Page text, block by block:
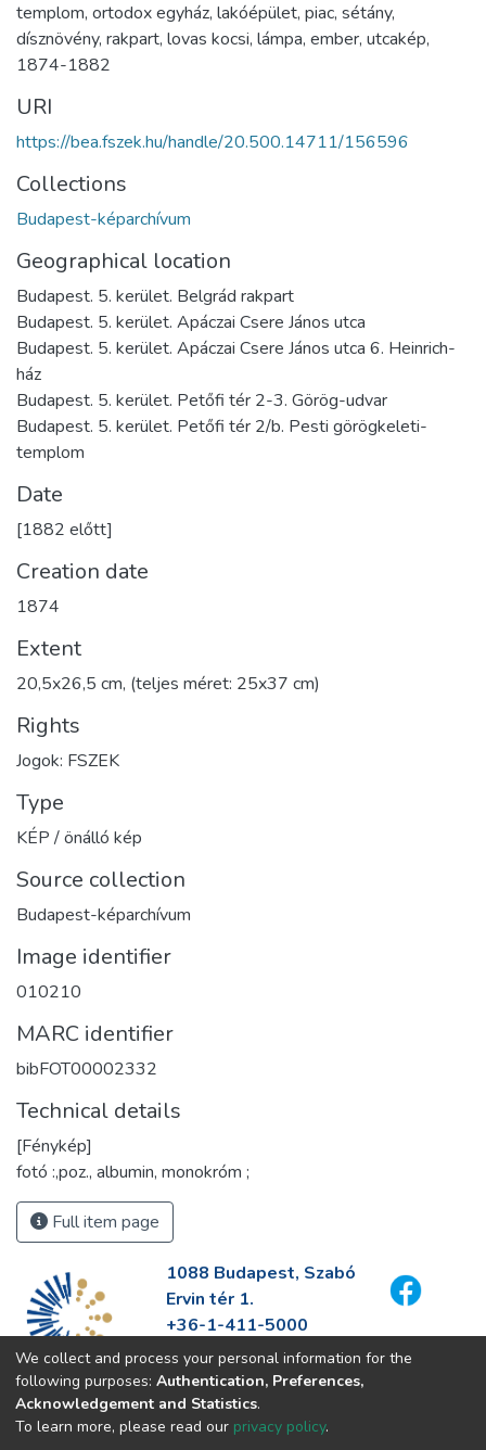
templom, ortodox egyház, lakóépület, piac, sétány,
dísznövény, rakpart, lovas kocsi, lámpa, ember, utcakép,
1874-1882
URI
https://bea.fszek.hu/handle/20.500.14711/156596
Collections
Budapest-képarchívum
Geographical location
Budapest. 5. kerület. Belgrád rakpart
Budapest. 5. kerület. Apáczai Csere János utca
Budapest. 5. kerület. Apáczai Csere János utca 6. Heinrich-
ház
Budapest. 5. kerület. Petőfi tér 2-3. Görög-udvar
Budapest. 5. kerület. Petőfi tér 2/b. Pesti görögkeleti-
templom
Date
[1882 előtt]
Creation date
1874
Extent
20,5x26,5 cm, (teljes méret: 25x37 cm)
Rights
Jogok: FSZEK
Type
KÉP / önálló kép
Source collection
Budapest-képarchívum
Image identifier
010210
MARC identifier
bibFOT00002332
Technical details
[Fénykép]
fotó :,poz., albumin, monokróm ;
Full item page
1088 Budapest, Szabó
Ervin tér 1.
+36-1-411-5000
info@fszek.hu
https://fszek.hu
We collect and process your personal information for the
following purposes: Authentication, Preferences,
Acknowledgement and Statistics.
To learn more, please read our privacy policy.